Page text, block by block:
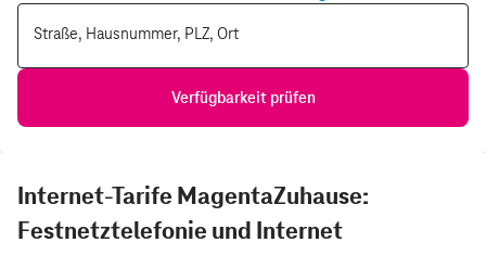
Straße, Hausnummer, PLZ, Ort
Verfügbarkeit prüfen
Internet-Tarife MagentaZuhause:
Festnetztelefonie und Internet